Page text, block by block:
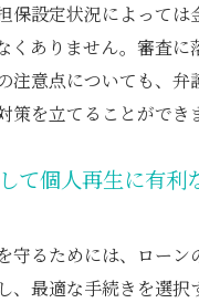
保設定状況によっては
くありません。審査に
注意点についても、弁
策を立てることができ
て個人再生に有利
守るためには、ローン
、最適な手続きを選択